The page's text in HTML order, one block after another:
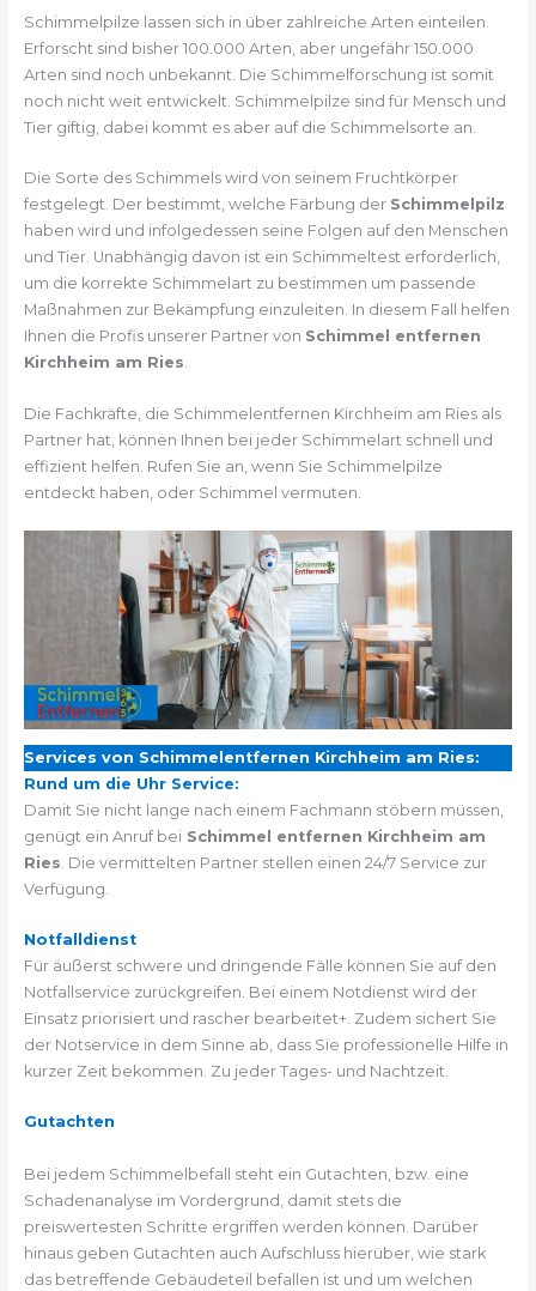
Schimmelpilze lassen sich in über zahlreiche Arten einteilen.
Erforscht sind bisher 100.000 Arten, aber ungefähr 150.000
Arten sind noch unbekannt. Die Schimmelforschung ist somit
noch nicht weit entwickelt. Schimmelpilze sind für Mensch und
Tier giftig, dabei kommt es aber auf die Schimmelsorte an.
Die Sorte des Schimmels wird von seinem Fruchtkörper
festgelegt. Der bestimmt, welche Färbung der Schimmelpilz
haben wird und infolgedessen seine Folgen auf den Menschen
und Tier. Unabhängig davon ist ein Schimmeltest erforderlich,
um die korrekte Schimmelart zu bestimmen um passende
Maßnahmen zur Bekämpfung einzuleiten. In diesem Fall helfen
Ihnen die Profis unserer Partner von Schimmel entfernen
Kirchheim am Ries.
Die Fachkräfte, die Schimmelentfernen Kirchheim am Ries als
Partner hat, können Ihnen bei jeder Schimmelart schnell und
effizient helfen. Rufen Sie an, wenn Sie Schimmelpilze
entdeckt haben, oder Schimmel vermuten.
Services von Schimmelentfernen Kirchheim am Ries:
Rund um die Uhr Service:
Damit Sie nicht lange nach einem Fachmann stöbern müssen,
genügt ein Anruf bei Schimmel entfernen Kirchheim am
Ries . Die vermittelten Partner stellen einen 24/7 Service zur
Verfügung.
Notfalldienst
Für äußerst schwere und dringende Fälle können Sie auf den
Notfallservice zurückgreifen. Bei einem Notdienst wird der
Einsatz priorisiert und rascher bearbeitet+. Zudem sichert Sie
der Notservice in dem Sinne ab, dass Sie professionelle Hilfe in
kurzer Zeit bekommen. Zu jeder Tages- und Nachtzeit.
Gutachten
Bei jedem Schimmelbefall steht ein Gutachten, bzw. eine
Schadenanalyse im Vordergrund, damit stets die
preiswertesten Schritte ergriffen werden können. Darüber
hinaus geben Gutachten auch Aufschluss hierüber, wie stark
das betreffende Gebäudeteil befallen ist und um welchen